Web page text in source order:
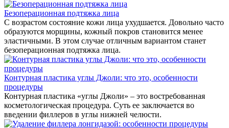
Безоперационная подтяжка лица
С возрастом состояние кожи лица ухудшается. Довольно часто
образуются морщины, кожный покров становится менее
эластичными. В этом случае отличным вариантом станет
безоперационная подтяжка лица.
Контурная пластика углы Джоли: что это, особенности
процедуры
Контурная пластика «углы Джоли» – это востребованная
косметологическая процедура. Суть ее заключается во
введении филлеров в углы нижней челюсти.